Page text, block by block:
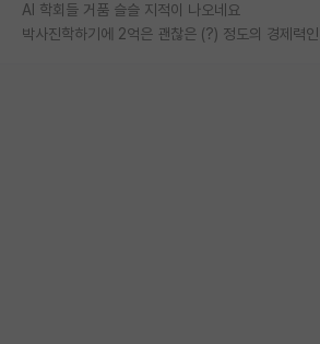
AI 학회들 거품 슬슬 지적이 나오네요